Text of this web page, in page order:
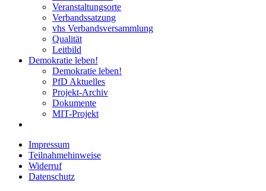
Veranstaltungsorte
Verbandssatzung
vhs Verbandsversammlung
Qualität
Leitbild
Demokratie leben!
Demokratie leben!
PfD Aktuelles
Projekt-Archiv
Dokumente
MIT-Projekt
Impressum
Teilnahmehinweise
Widerruf
Datenschutz